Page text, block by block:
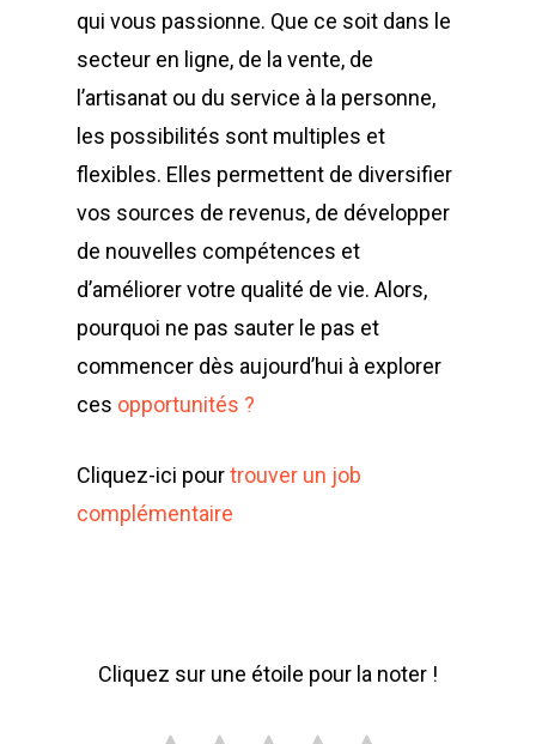
qui vous passionne. Que ce soit dans le
secteur en ligne, de la vente, de
l’artisanat ou du service à la personne,
les possibilités sont multiples et
flexibles. Elles permettent de diversifier
vos sources de revenus, de développer
de nouvelles compétences et
d’améliorer votre qualité de vie. Alors,
pourquoi ne pas sauter le pas et
commencer dès aujourd’hui à explorer
ces opportunités ?
Cliquez-ici pourtrouver un job
complémentaire
Cliquez sur une étoile pour la noter !